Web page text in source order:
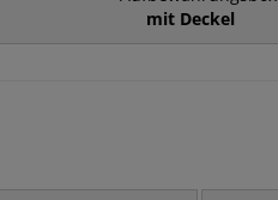
mit Deckel